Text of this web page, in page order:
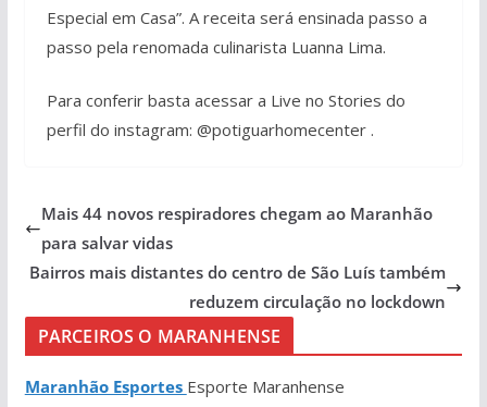
Especial em Casa”. A receita será ensinada passo a
passo pela renomada culinarista Luanna Lima.
Para conferir basta acessar a Live no Stories do
perfil do instagram: @potiguarhomecenter .
Mais 44 novos respiradores chegam ao Maranhão
para salvar vidas
Bairros mais distantes do centro de São Luís também
reduzem circulação no lockdown
PARCEIROS O MARANHENSE
Maranhão Esportes Esporte Maranhense